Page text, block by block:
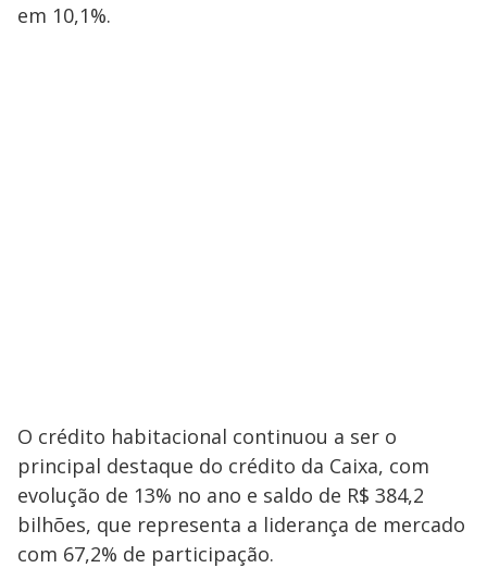
em 10,1%.
O crédito habitacional continuou a ser o
principal destaque do crédito da Caixa, com
evolução de 13% no ano e saldo de R$ 384,2
bilhões, que representa a liderança de mercado
com 67,2% de participação.